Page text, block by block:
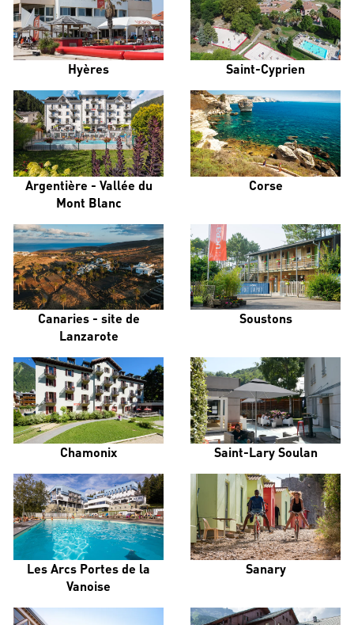
Hyères Saint-Cyprien
Argentière - Vallée du
Mont Blanc
Corse
Canaries - site de
Lanzarote
Soustons
Chamonix Saint-Lary Soulan
Les Arcs Portes de la
Vanoise
Sanary